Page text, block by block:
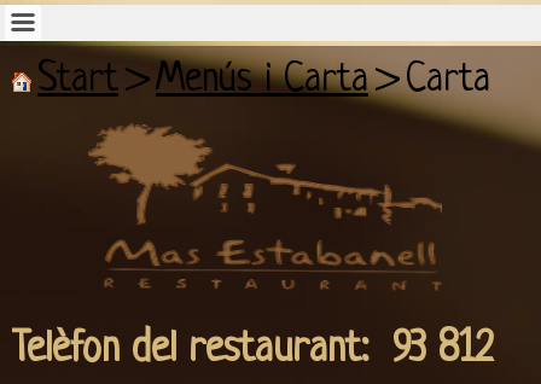
Start>Menús i Carta>Carta
Telèfon del restaurant: 93 812